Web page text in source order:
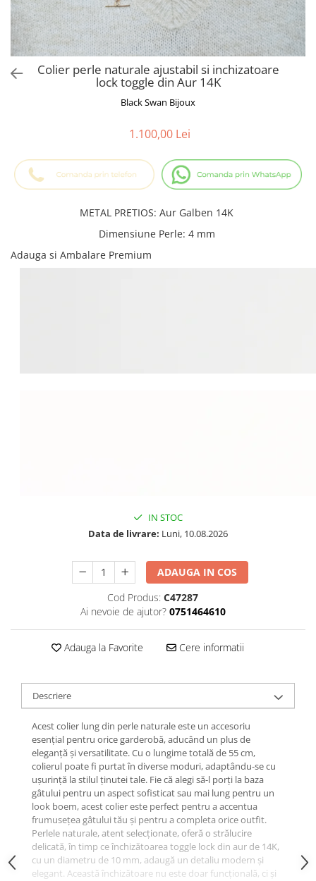
Cadouri pentru Absolvire
Cadou Educatoare / Invatatoare /
Profesoare
Cadouri Cupluri
Cercei din aur
Bijuterii Profesii
Bijuterii Pasiuni & Hobby
Bijuterii Tematice Sport
Bijuterii cu mesaj Motivational
Bijuterii personalizate cu poza
Colier perle naturale ajustabil si inchizatoare
lock toggle din Aur 14K
Black Swan Bijoux
1.100,00 Lei
METAL PRETIOS: Aur Galben 14K
Dimensiune Perle: 4 mm
Adauga si Ambalare Premium
IN STOC
Data de livrare: Luni, 10.08.2026
ADAUGA IN COS
Cod Produs: C47287
Ai nevoie de ajutor? 0751464610
Adauga la Favorite Cere informatii
Descriere
Acest colier lung din perle naturale este un accesoriu
esențial pentru orice garderobă, aducând un plus de
eleganță și versatilitate. Cu o lungime totală de 55 cm,
colierul poate fi purtat în diverse moduri, adaptându-se cu
ușurință la stilul ținutei tale. Fie că alegi să-l porți la baza
gâtului pentru un aspect sofisticat sau mai lung pentru un
look boem, acest colier este perfect pentru a accentua
frumusețea gâtului tău și pentru a completa orice outfit.
Perlele naturale, atent selecționate, oferă o strălucire
delicată, în timp ce închizătoarea toggle lock din aur de 14K,
cu un diametru de 10 mm, adaugă un detaliu modern și
elegant. Această închizătoare nu este doar funcțională, ci și